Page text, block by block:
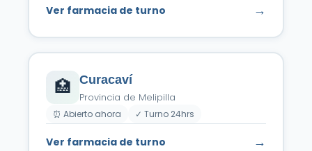
Ver farmacia de turno →
🏥 Curacaví
Provincia de Melipilla
⏰ Abierto ahora ✓ Turno 24hrs
Ver farmacia de turno →